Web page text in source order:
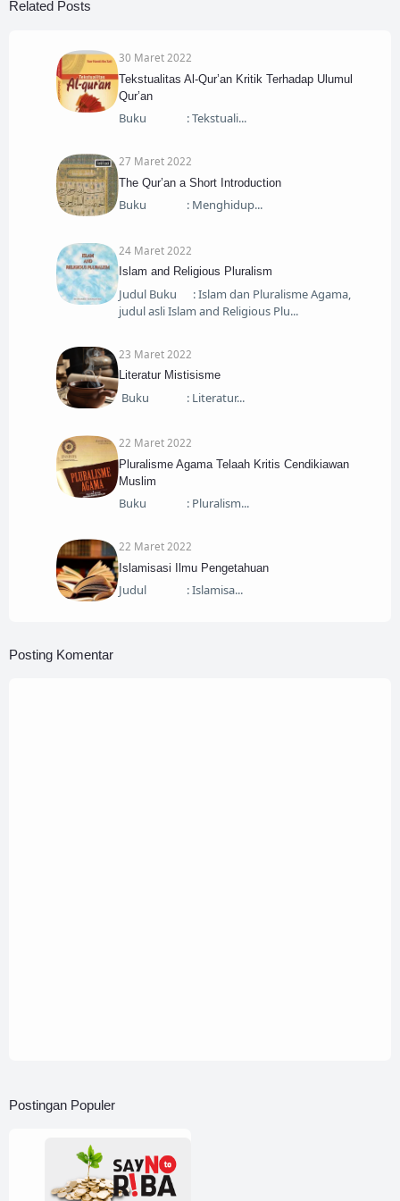
Related Posts
30 Maret 2022
Tekstualitas Al-Qur’an Kritik Terhadap Ulumul
Qur’an
Buku : Tekstuali
27 Maret 2022
The Qur’an a Short Introduction
Buku : Menghidup
24 Maret 2022
Islam and Religious Pluralism
Judul Buku : Islam dan Pluralisme Agama,
judul asli Islam and Religious Plu
23 Maret 2022
Literatur Mistisisme
Buku : Literatur
22 Maret 2022
Pluralisme Agama Telaah Kritis Cendikiawan
Muslim
Buku : Pluralism
22 Maret 2022
Islamisasi Ilmu Pengetahuan
Judul : Islamisa
Posting Komentar
Postingan Populer